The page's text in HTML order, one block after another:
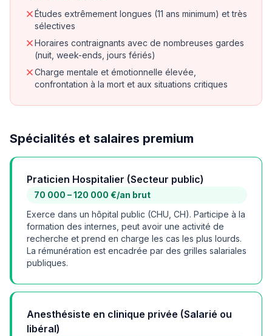
Études extrêmement longues (11 ans minimum) et très
sélectives
Horaires contraignants avec de nombreuses gardes
(nuit, week-ends, jours fériés)
Charge mentale et émotionnelle élevée,
confrontation à la mort et aux situations critiques
Spécialités et salaires premium
Praticien Hospitalier (Secteur public)
70 000 – 120 000 €/an brut
Exerce dans un hôpital public (CHU, CH). Participe à la
formation des internes, peut avoir une activité de
recherche et prend en charge les cas les plus lourds.
La rémunération est encadrée par des grilles salariales
publiques.
Anesthésiste en clinique privée (Salarié ou
libéral)